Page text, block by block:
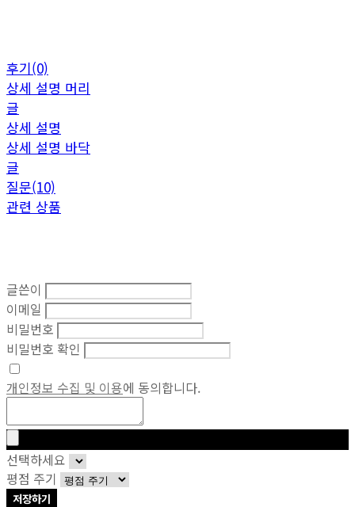
후기(0)
상세 설명 머리
글
상세 설명
상세 설명 바닥
글
질문(10)
관련 상품
글쓴이
이메일
비밀번호
비밀번호 확인
개인정보 수집 및 이용에 동의합니다.
선택하세요
평점 주기
저장하기